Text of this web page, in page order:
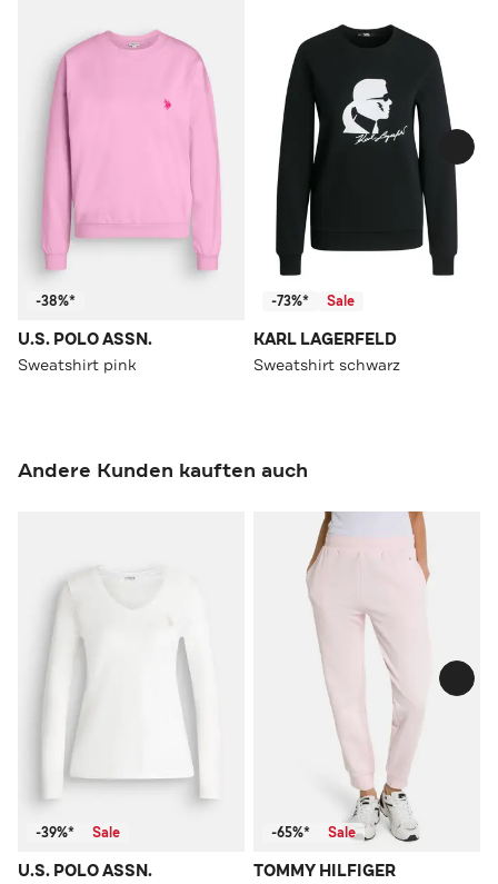
-38%*
U.S. POLO ASSN.
Sweatshirt pink
-73%* Sale
KARL LAGERFELD
Sweatshirt schwarz
Andere Kunden kauften auch
-39%* Sale
U.S. POLO ASSN.
-65%* Sale
TOMMY HILFIGER